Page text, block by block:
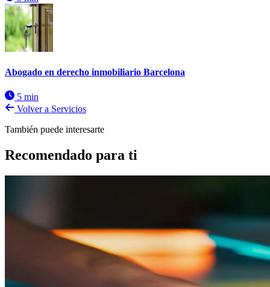
Abogado en derecho inmobiliario Barcelona
5 min
Volver a Servicios
También puede interesarte
Recomendado para ti